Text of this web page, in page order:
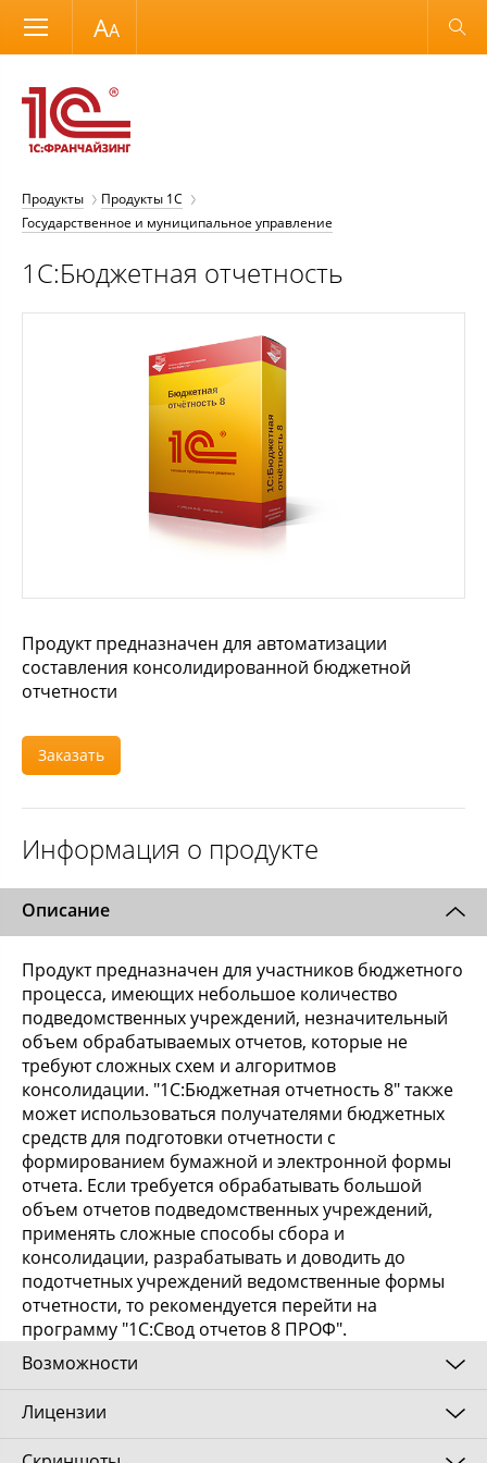
Размер шрифта Обычная версия
Продукты
Продукты 1С
Государственное и муниципальное управление
1С:Бюджетная отчетность
Продукт предназначен для автоматизации
составления консолидированной бюджетной
отчетности
Заказать
Информация о продукте
Описание
Продукт предназначен для участников бюджетного
процесса, имеющих небольшое количество
подведомственных учреждений, незначительный
объем обрабатываемых отчетов, которые не
требуют сложных схем и алгоритмов
консолидации. "1С:Бюджетная отчетность 8" также
может использоваться получателями бюджетных
средств для подготовки отчетности с
формированием бумажной и электронной формы
отчета. Если требуется обрабатывать большой
объем отчетов подведомственных учреждений,
применять сложные способы сбора и
консолидации, разрабатывать и доводить до
подотчетных учреждений ведомственные формы
отчетности, то рекомендуется перейти на
программу "1С:Свод отчетов 8 ПРОФ".
Возможности
"1С:Бюджетная отчетность 8" предоставляет
Лицензии